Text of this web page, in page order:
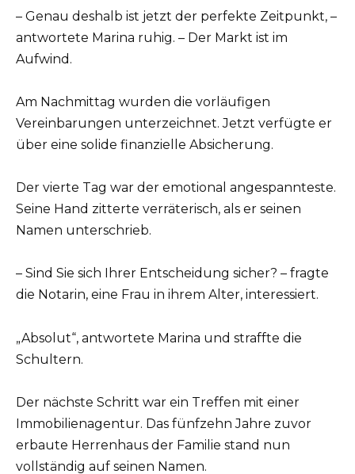
– Genau deshalb ist jetzt der perfekte Zeitpunkt, –
antwortete Marina ruhig. – Der Markt ist im
Aufwind.
Am Nachmittag wurden die vorläufigen
Vereinbarungen unterzeichnet. Jetzt verfügte er
über eine solide finanzielle Absicherung.
Der vierte Tag war der emotional angespannteste.
Seine Hand zitterte verräterisch, als er seinen
Namen unterschrieb.
– Sind Sie sich Ihrer Entscheidung sicher? – fragte
die Notarin, eine Frau in ihrem Alter, interessiert.
„Absolut“, antwortete Marina und straffte die
Schultern.
Der nächste Schritt war ein Treffen mit einer
Immobilienagentur. Das fünfzehn Jahre zuvor
erbaute Herrenhaus der Familie stand nun
vollständig auf seinen Namen.